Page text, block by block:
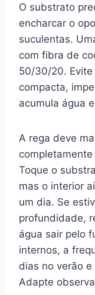
O substrato
encharcar o
suculentas.
com fibra de
50/30/20.
compacta,
acumula água
A rega deve
Toque o
mas o interior
um dia. Se
profundidade,
água sair pelo
internos, a
dias no verão
Adapte